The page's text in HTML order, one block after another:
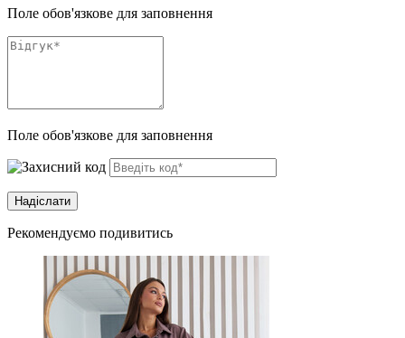
Поле обов'язкове для заповнення
Поле обов'язкове для заповнення
Рекомендуємо подивитись